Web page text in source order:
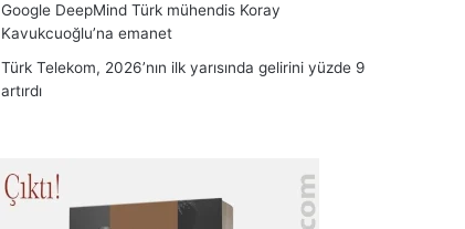
Google DeepMind Türk mühendis Koray
Kavukcuoğlu’na emanet
Türk Telekom, 2026’nın ilk yarısında gelirini yüzde 9
artırdı